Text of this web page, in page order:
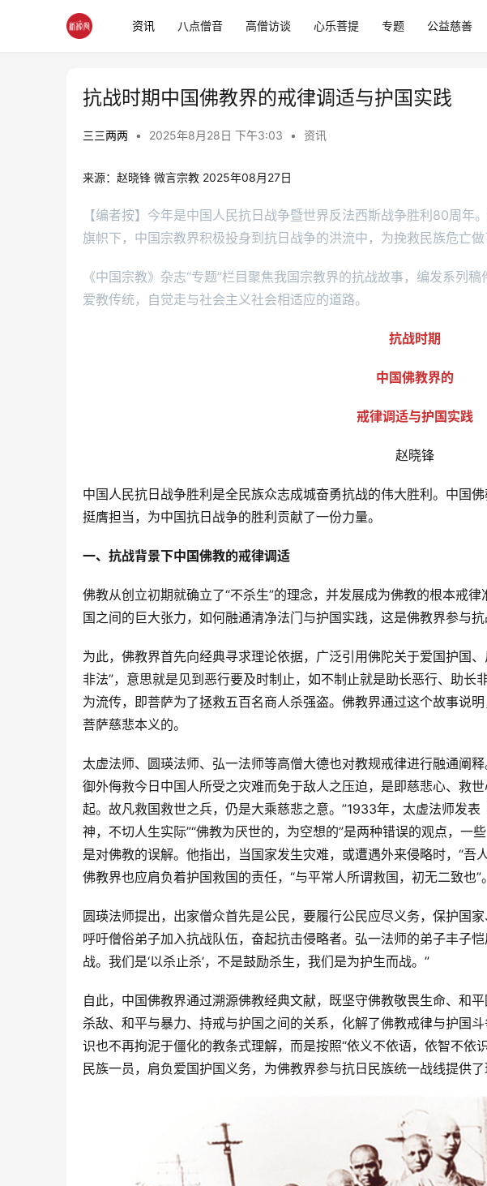
资讯 八点僧音 高僧访谈 心乐菩提 专题 公益慈善
抗战时期中国佛教界的戒律调适与护国实践
三三两两 • 2025年8月28日 下午3:03 • 资讯
来源：赵晓锋 微言宗教 2025年08月27日
【编者按】今年是中国人民抗日战争暨世界反法西斯战争胜利80周年
旗帜下，中国宗教界积极投身到抗日战争的洪流中，为挽救民族危亡做
《中国宗教》杂志“专题”栏目聚焦我国宗教界的抗战故事，编发系列
爱教传统，自觉走与社会主义社会相适应的道路。
抗战时期
中国佛教界的
戒律调适与护国实践
赵晓锋
中国人民抗日战争胜利是全民族众志成城奋勇抗战的伟大胜利。中国
挺膺担当，为中国抗日战争的胜利贡献了一份力量。
一、抗战背景下中国佛教的戒律调适
佛教从创立初期就确立了“不杀生”的理念，并发展成为佛教的根本戒
国之间的巨大张力，如何融通清净法门与护国实践，这是佛教界参与抗
为此，佛教界首先向经典寻求理论依据，广泛引用佛陀关于爱国护国
非法”，意思就是见到恶行要及时制止，如不制止就是助长恶行、助长
为流传，即菩萨为了拯救五百名商人杀强盗。佛教界通过这个故事说
菩萨慈悲本义的。
太虚法师、圆瑛法师、弘一法师等高僧大德也对教规戒律进行融通阐
御外侮救今日中国人所受之灾难而免于敌人之压迫，是即慈悲心、救
起。故凡救国救世之兵，仍是大乘慈悲之意。”1933年，太虚法师发
神，不切人生实际”“佛教为厌世的，为空想的”是两种错误的观点，一
是对佛教的误解。他指出，当国家发生灾难，或遭遇外来侵略时，“吾
佛教界也应肩负着护国救国的责任，“与平常人所谓救国，初无二致也”。
圆瑛法师提出，出家僧众首先是公民，要履行公民应尽义务，保护国家
呼吁僧俗弟子加入抗战队伍，奋起抗击侵略者。弘一法师的弟子丰子
战。我们是‘以杀止杀’，不是鼓励杀生，我们是为护生而战。”
自此，中国佛教界通过溯源佛教经典文献，既坚守佛教敬畏生命、和
杀敌、和平与暴力、持戒与护国之间的关系，化解了佛教戒律与护国
识也不再拘泥于僵化的教条式理解，而是按照“依义不依语，依智不依
民族一员，肩负爱国护国义务，为佛教界参与抗日民族统一战线提供